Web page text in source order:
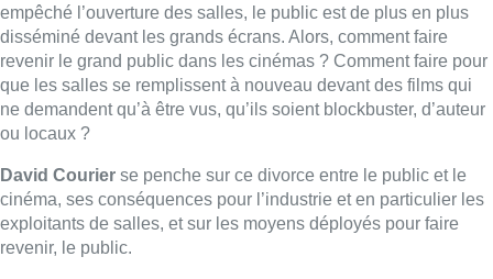
empêché l’ouverture des salles, le public est de plus en plus
disséminé devant les grands écrans. Alors, comment faire
revenir le grand public dans les cinémas ? Comment faire pour
que les salles se remplissent à nouveau devant des films qui
ne demandent qu’à être vus, qu’ils soient blockbuster, d’auteur
ou locaux ?
David Courier se penche sur ce divorce entre le public et le
cinéma, ses conséquences pour l’industrie et en particulier les
exploitants de salles, et sur les moyens déployés pour faire
revenir, le public.